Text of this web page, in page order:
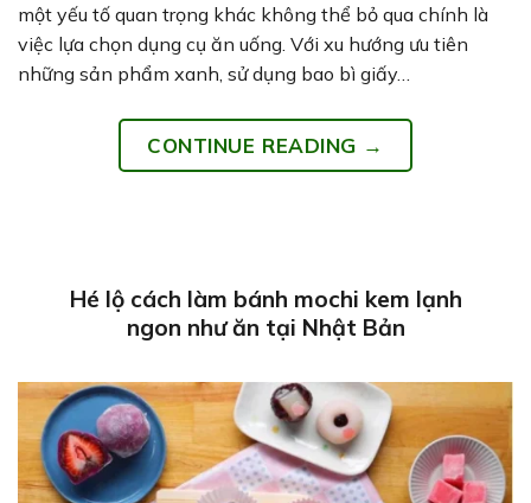
một yếu tố quan trọng khác không thể bỏ qua chính là
việc lựa chọn dụng cụ ăn uống. Với xu hướng ưu tiên
những sản phẩm xanh, sử dụng bao bì giấy…
CONTINUE READING →
Hé lộ cách làm bánh mochi kem lạnh
ngon như ăn tại Nhật Bản